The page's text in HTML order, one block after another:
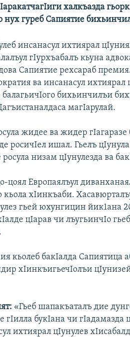
халкъазда
нух гуреб Сапиятие
инсанасул ихтиярал
гIурхъабалъ кьуна
Сапиятие рехсараб
ва инсанасул
бихьинчилъи
магIарулай.
жидее ва жидер
росичIел ишал. Гьелъ
низам цIунулезда ва
цоял Европаялъул
кьола хIинкъаби.
гьей юхунгицин йик1ана
цIарав чи лъугьинчIо
кьолеб бакIалда Сапиятица
хIинкъигьечIолъи
«Гьеб шапакъаталъ дие
гIилла букIана чи гIадамазда
ихтиярал цIунулев